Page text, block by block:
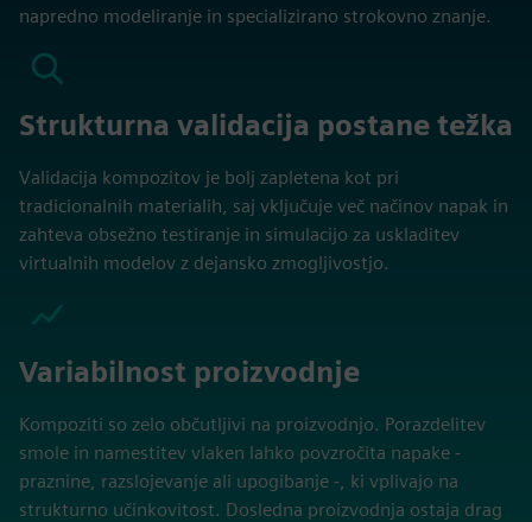
napredno modeliranje in specializirano strokovno znanje.
Strukturna validacija postane težka
Validacija kompozitov je bolj zapletena kot pri
tradicionalnih materialih, saj vključuje več načinov napak in
zahteva obsežno testiranje in simulacijo za uskladitev
virtualnih modelov z dejansko zmogljivostjo.
Variabilnost proizvodnje
Kompoziti so zelo občutljivi na proizvodnjo. Porazdelitev
smole in namestitev vlaken lahko povzročita napake -
praznine, razslojevanje ali upogibanje -, ki vplivajo na
strukturno učinkovitost. Dosledna proizvodnja ostaja drag